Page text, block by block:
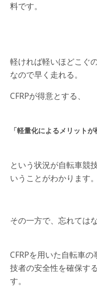
料です。
軽ければ軽いほどこぐ
なので早く走れる。
CFRPが得意とする、
「軽量化によるメリット
という状況が自転車競
いうことがわかります。
その一方で、忘れては
CFRPを用いた自転車
技者の安全性を確保す
す。